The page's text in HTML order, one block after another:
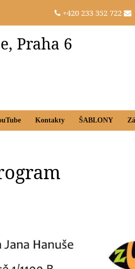
+420 233 352 722
Praha 6
Kontakty ŠABLONY